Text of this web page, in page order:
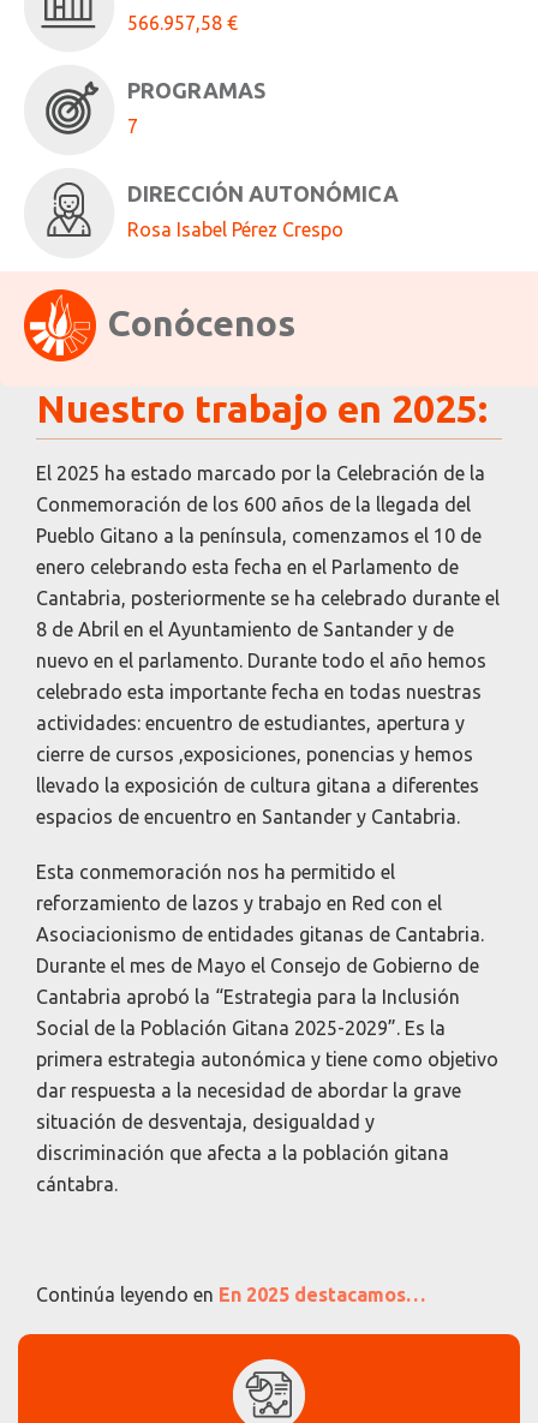
566.957,58 €
PROGRAMAS
7
DIRECCIÓN AUTONÓMICA
Rosa Isabel Pérez Crespo
Conócenos
Nuestro trabajo en 2025:
El 2025 ha estado marcado por la Celebración de la
Conmemoración de los 600 años de la llegada del
Pueblo Gitano a la península, comenzamos el 10 de
enero celebrando esta fecha en el Parlamento de
Cantabria, posteriormente se ha celebrado durante el
8 de Abril en el Ayuntamiento de Santander y de
nuevo en el parlamento. Durante todo el año hemos
celebrado esta importante fecha en todas nuestras
actividades: encuentro de estudiantes, apertura y
cierre de cursos ,exposiciones, ponencias y hemos
llevado la exposición de cultura gitana a diferentes
espacios de encuentro en Santander y Cantabria.
Esta conmemoración nos ha permitido el
reforzamiento de lazos y trabajo en Red con el
Asociacionismo de entidades gitanas de Cantabria.
Durante el mes de Mayo el Consejo de Gobierno de
Cantabria aprobó la “Estrategia para la Inclusión
Social de la Población Gitana 2025-2029”. Es la
primera estrategia autonómica y tiene como objetivo
dar respuesta a la necesidad de abordar la grave
situación de desventaja, desigualdad y
discriminación que afecta a la población gitana
cántabra.
Continúa leyendo en En 2025 destacamos…